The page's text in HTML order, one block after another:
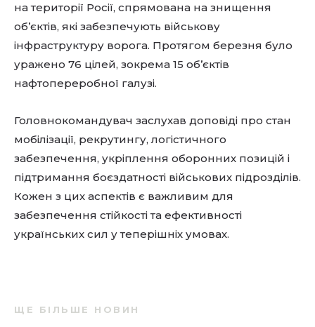
на території Росії, спрямована на знищення
об’єктів, які забезпечують військову
інфраструктуру ворога. Протягом березня було
уражено 76 цілей, зокрема 15 об’єктів
нафтопереробної галузі.
Головнокомандувач заслухав доповіді про стан
мобілізації, рекрутингу, логістичного
забезпечення, укріплення оборонних позицій і
підтримання боєздатності військових підрозділів.
Кожен з цих аспектів є важливим для
забезпечення стійкості та ефективності
українських сил у теперішніх умовах.
ЩЕ БІЛЬШЕ НОВИН